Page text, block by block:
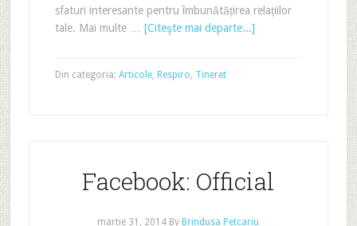
sfaturi interesante pentru îmbunătățirea relațiilor
tale. Mai multe … [Citeşte mai departe...]
Din categoria: Articole, Respiro, Tineret
Facebook: Official
martie 31, 2014 By Brindusa Petcariu